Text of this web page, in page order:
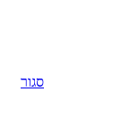
סגור